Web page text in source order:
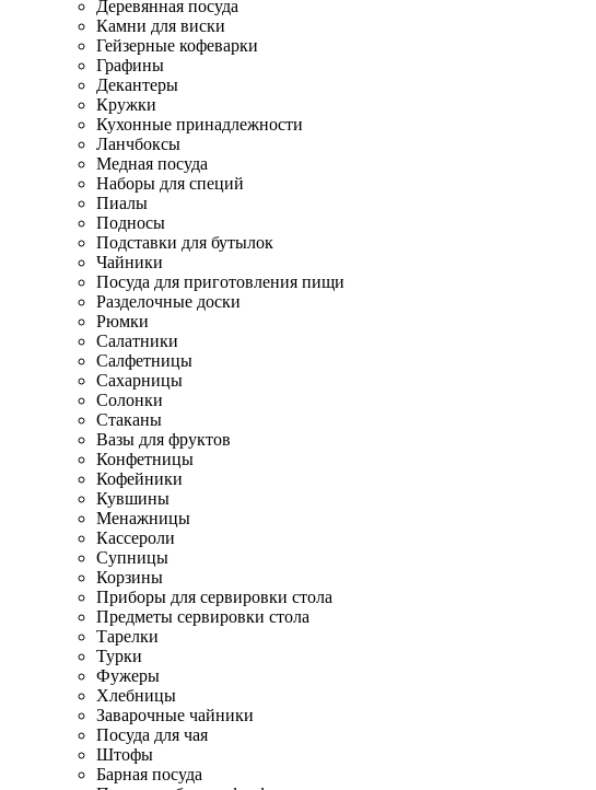
Деревянная посуда
Камни для виски
Гейзерные кофеварки
Графины
Декантеры
Кружки
Кухонные принадлежности
Ланчбоксы
Медная посуда
Наборы для специй
Пиалы
Подносы
Подставки для бутылок
Чайники
Посуда для приготовления пищи
Разделочные доски
Рюмки
Салатники
Салфетницы
Сахарницы
Солонки
Стаканы
Вазы для фруктов
Конфетницы
Кофейники
Кувшины
Менажницы
Кассероли
Супницы
Корзины
Приборы для сервировки стола
Предметы сервировки стола
Тарелки
Турки
Фужеры
Хлебницы
Заварочные чайники
Посуда для чая
Штофы
Барная посуда